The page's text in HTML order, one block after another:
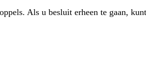
Als u besluit erheen te gaan,